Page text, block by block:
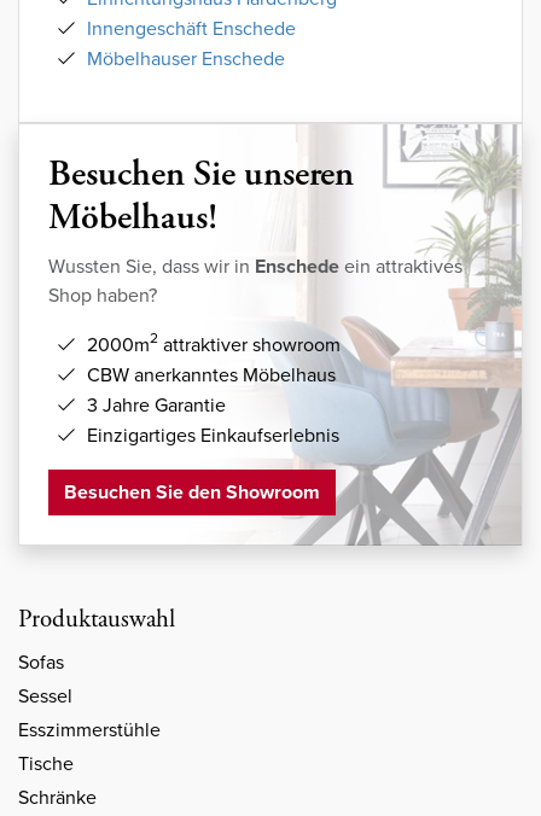
Produktauswahl
Sofas
Sessel
Esszimmerstühle
Tische
Schränke
Innengeschäft Enschede
Möbelhauser Enschede
Besuchen Sie unseren
Möbelhaus!
Wussten Sie, dass wir in Enschedeein attraktives
Shop haben?
2000m2 attraktiver showroom
CBW anerkanntes Möbelhaus
3 Jahre Garantie
Einzigartiges Einkaufserlebnis
Besuchen Sie den Showroom